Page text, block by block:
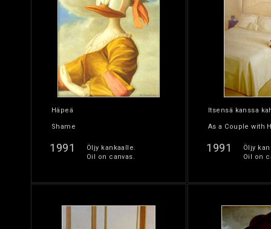
Häpeä
Shame
1991
Öljy kankaalle.
Oil on canvas.
Itsensä kanssa
As a Couple with
1991
Öljy
Oil on